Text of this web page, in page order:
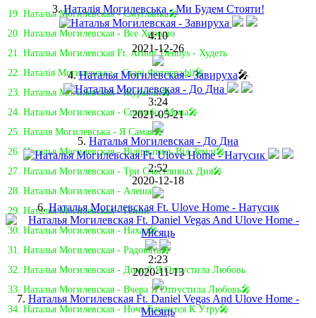
19. Наталья Могилевская - Смуглянка🎤
20. Наталья Могилевская - Все Хорошо
21. Наталья Могилевская Ft. Arthur Dennys - Худеть
22. Наталія Могилевська - Старі Фотографії🎤
23. Наталья Могилевская - Журавли🎤
24. Наталья Могилевская - Спасибо, Мама🎤
25. Наталя Могилевська - Я Самая🎤
26. Наталья Могилевская - Відірватись Від Землі🎤
27. Наталья Могилевская - Три Счастливых Дня🎤
28. Наталья Могилевская - Алеша🎤
29. Наталья Могилевская - Гении
30. Наталья Могилевская - Нахал🎤
31. Наталья Могилевская - Радовать🎤
32. Наталья Могилевская - Домой Я Отпустила Любовь
33. Наталья Могилевская - Вчера Я Отпустила Любовь🎤
34. Наталья Могилевская - Ночь Близится К Утру🎤
3.Наталія Могилевська - Ми Будем Стояти!
4:10
2021-12-26
4.Наталья Могилевская - Завируха🎤
3:24
2021-05-21
5. Наталья Могилевская - До Дна
2:52
2020-12-18
6.Наталья Могилевская Ft. Ulove Home - Натусик
2:23
2020-11-13
7. Наталья Могилевская Ft. Daniel Vegas And Ulove Home -
Місяць